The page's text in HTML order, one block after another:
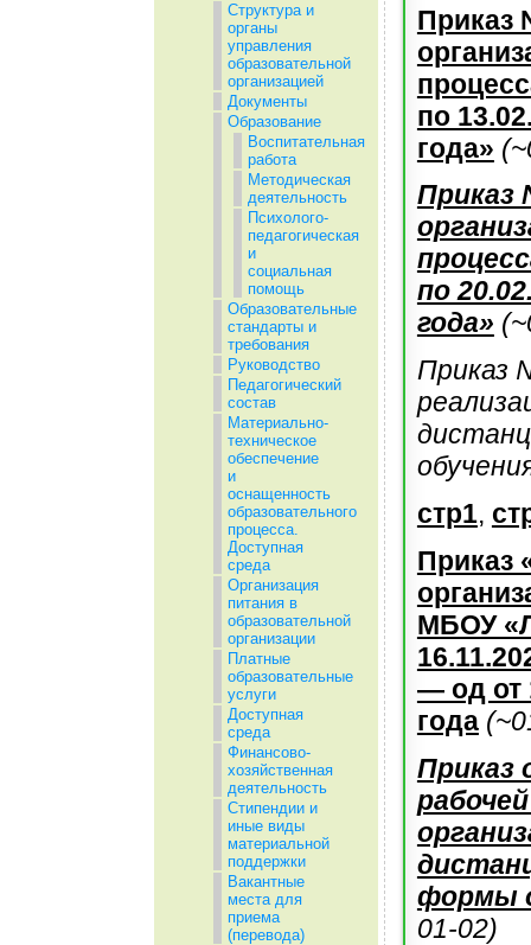
Структура и
органы
управления
образовательной
организацией
Документы
Образование
Воспитательная
работа
Методическая
деятельность
Психолого-
педагогическая
и
социальная
помощь
Образовательные
стандарты и
требования
Руководство
Педагогический
состав
Материально-
техническое
обеспечение
и
оснащенность
образовательного
процесса.
Доступная
среда
Организация
питания в
образовательной
организации
Платные
образовательные
услуги
Доступная
среда
Финансово-
хозяйственная
деятельность
Стипендии и
иные виды
материальной
поддержки
Вакантные
места для
приема
(перевода)
Приказ
по
года»
Приказ
по
года»
Приказ
стр1,
Приказ
МБОУ
— од от
года (~
Приказ
формы
01-02)